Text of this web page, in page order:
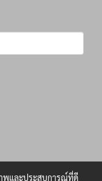
พและประสบการณ์ที่ดี